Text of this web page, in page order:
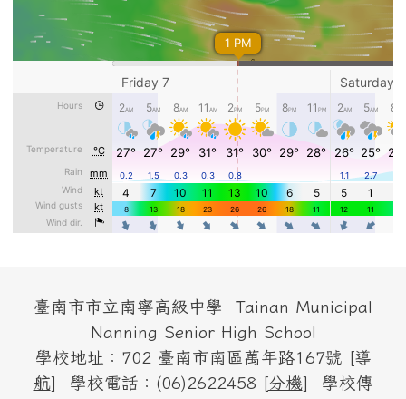
頁尾區域內容
臺南市市立南寧高級中學 Tainan Municipal
Nanning Senior High School
學校地址：702 臺南市南區萬年路167號 [導
航] 學校電話：(06)2622458 [分機] 學校傳